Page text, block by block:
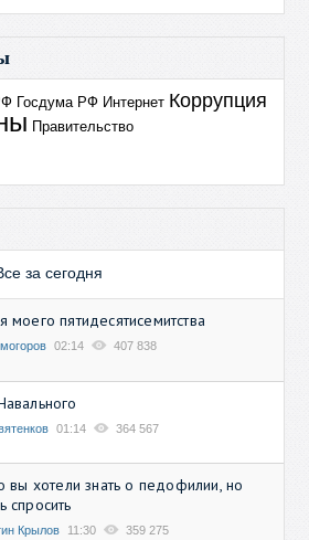
Госдума РФ Интернет Коррупция
Правительство
за сегодня
моего пятидесятисемитства
02:14 407 838
01:14 364 567
вы хотели знать о педофилии, но
спросить
Крылов 11:30 359 275